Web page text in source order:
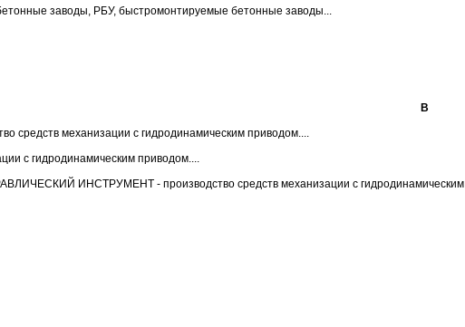
заводы, РБУ, быстромонтируемые бетонные заводы...
В
средств механизации с гидродинамическим приводом....
с гидродинамическим приводом....
ИНСТРУМЕНТ - производство средств механизации с гидродинамическим